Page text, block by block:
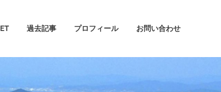
過去記事 プロフィール お問い合わせ